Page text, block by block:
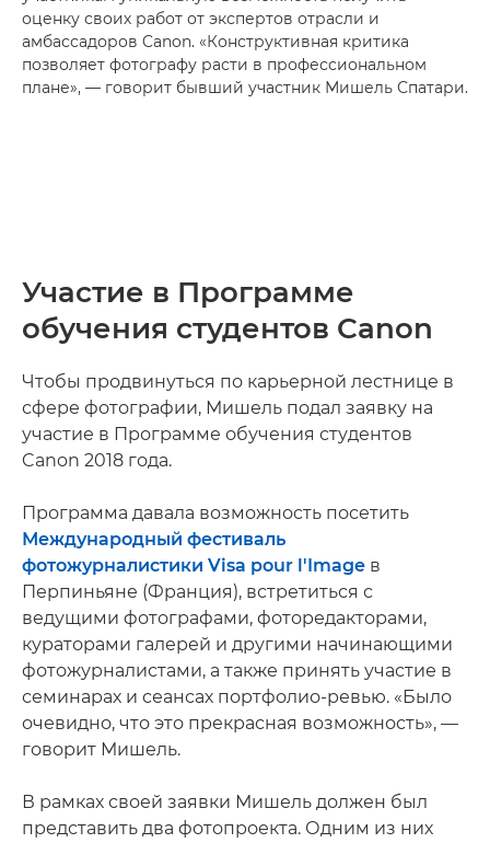
оценку своих работ от экспертов отрасли и
амбассадоров Canon. «Конструктивная критика
позволяет фотографу расти в профессиональном
плане», — говорит бывший участник Мишель Спатари.
Участие в Программе
обучения студентов Canon
Чтобы продвинуться по карьерной лестнице в
сфере фотографии, Мишель подал заявку на
участие в Программе обучения студентов
Canon 2018 года.
Программа давала возможность посетить
Международный фестиваль
фотожурналистики Visa pour l'Image в
Перпиньяне (Франция), встретиться с
ведущими фотографами, фоторедакторами,
кураторами галерей и другими начинающими
фотожурналистами, а также принять участие в
семинарах и сеансах портфолио-ревью. «Было
очевидно, что это прекрасная возможность», —
говорит Мишель.
В рамках своей заявки Мишель должен был
представить два фотопроекта. Одним из них